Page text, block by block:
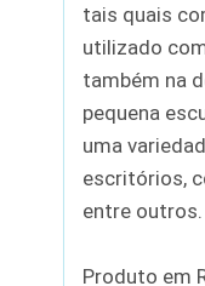
tais quais
utilizado
também na
pequena
uma
escritórios,
entre outros.
Produto em